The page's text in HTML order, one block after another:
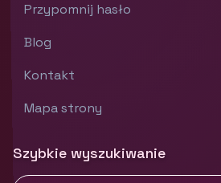
Przypomnij hasło
Blog
Kontakt
Mapa strony
Szybkie wyszukiwanie